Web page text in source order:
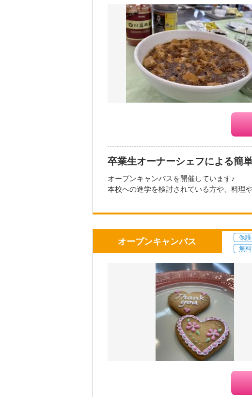
大きい地図で
参加方法・参加条件
★ホームページ、メール、お電話にて参加
・ホームページhttps://www.tokiwa-
・e-mail info@tokiwa-college.ac.jp
・TEL（096）364-5203 ※平日9：00～16
＊定員に限りがありますのでお受けできな
【参加資格】
＊調理師、パティシエ・ブランジェなど「
＊本校へ興味をもっていただいている方
＊比較検討中の方など
info@tokiwa-college.ac.jp
熊本駅発・サクラマチ発の予約制送迎バス
【注意事項】
・マスクの着用は任意となります。
・咳や発熱、倦怠感、腹痛など体調がすぐ
・スタッフはマスクを着用して対応するこ
・手洗い、アルコール消毒のご協力をお願
開催日時 2026年08月21日（金
大きい地図で見
参加方法・参加条件
★ホームページ、メール、お電話にて参加
・ホームページ
https://www.tokiwa-
・e-mail info@tokiwa-college.ac.jp
・TEL（096）364-5203 ※平日9：00～16：
＊定員に限りがありますのでお受けできな
卒業生オーナーシェフによる簡
オープンキャンパスを開催しています♪
本校への進学を検討されている方や、料理
★★★先着40名様です★★★
詳しくは公式サイトをご覧ください！↓↓↓
https://www.tokiwa-college.ac.jp/
熊本駅発・サクラマチ発の予約制送迎バス
・マスクの着用は任意となります。
・咳や発熱、倦怠感、腹痛など体調がすぐ
・スタッフはマスクを着用して対応するこ
・手洗い、アルコール消毒のご協力をお願
2026年09月19日
オープンキャンパス 保
無